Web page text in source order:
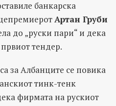
банкарска
Артан Груби
до „руски пари“ и дека
тендер.
за Албанците се повика
тинк-тенк
фирмата на рускиот